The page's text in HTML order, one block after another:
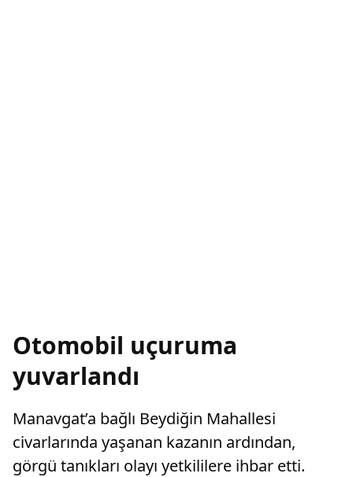
Otomobil uçuruma
yuvarlandı
Manavgat’a bağlı Beydiğin Mahallesi
civarlarında yaşanan kazanın ardından,
görgü tanıkları olayı yetkililere ihbar etti.